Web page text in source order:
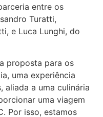
entre os
Turatti,
e Luca Lunghi, do
proposta para os
uma experiência
aliada a uma culinária
uma viagem
Por isso, estamos